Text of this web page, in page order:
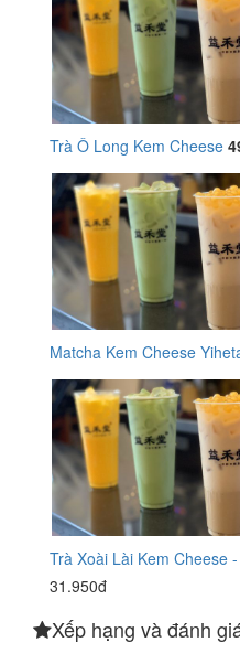
Trà Ô Long Kem Cheese
Matcha Kem Cheese
Trà Xoài Lài Kem Cheese
31.950đ
Xếp hạng và đánh